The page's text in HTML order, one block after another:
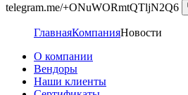
telegram.me/+ONuWORmtQTljN2Q6
ГлавнаяКомпанияНовости
О компании
Вендоры
Наши клиенты